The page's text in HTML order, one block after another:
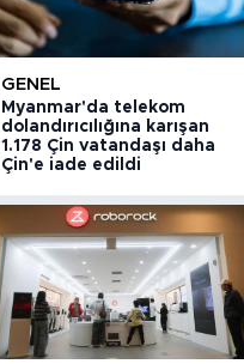
GENEL
Myanmar'da telekom
dolandırıcılığına karışan
1.178 Çin vatandaşı daha
Çin'e iade edildi